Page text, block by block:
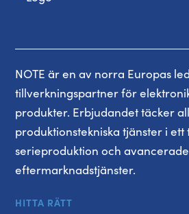
NOTE är en av norra Europas
tillverkningspartner för
produkter. Erbjudandet täcker
produktionstekniska tjänster i ett
serieproduktion och avancerade
eftermarknadstjänster.
HITTA RÄTT